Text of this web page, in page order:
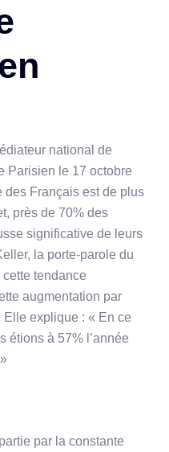
national de
Parisien le 17 octobre
des Français est de plus
près de 70% des
significative de leurs
la porte-parole du
cette tendance
augmentation par
Elle explique : « En ce
étions à 57% l’année
par la constante